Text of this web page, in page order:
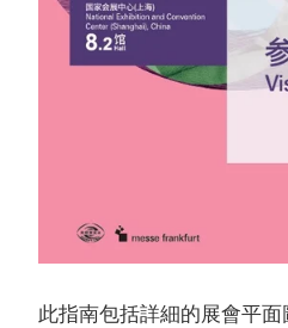
此指南包括詳細的展會平